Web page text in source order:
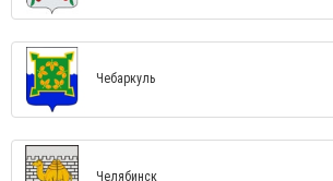
Чебаркуль
Челябинск